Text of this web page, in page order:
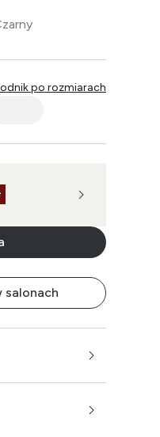
po rozmiarach
salonach